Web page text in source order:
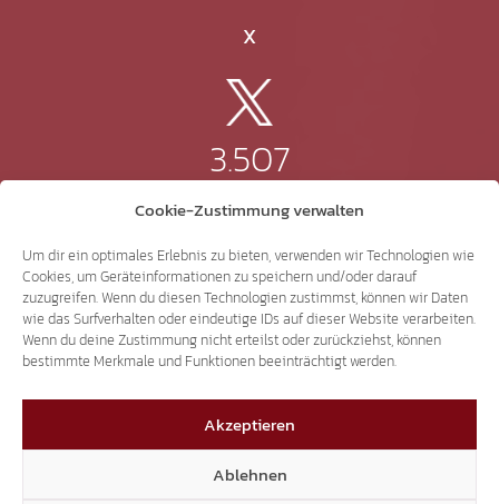
Cookie-Zustimmung verwalten
Um dir ein optimales Erlebnis zu bieten, verwenden wir Technologien wie
Cookies, um Geräteinformationen zu speichern und/oder darauf
zuzugreifen. Wenn du diesen Technologien zustimmst, können wir Daten
wie das Surfverhalten oder eindeutige IDs auf dieser Website verarbeiten.
Wenn du deine Zustimmung nicht erteilst oder zurückziehst, können
bestimmte Merkmale und Funktionen beeinträchtigt werden.
Akzeptieren
Ablehnen
X
3.507
Threads
3.401